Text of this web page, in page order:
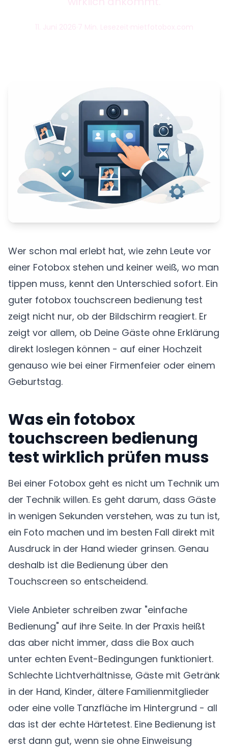
11. Juni 2026 7 Min. Lesezeit mietfotobox.com
Wer schon mal erlebt hat, wie zehn Leute vor
einer Fotobox stehen und keiner weiß, wo man
tippen muss, kennt den Unterschied sofort. Ein
guter fotobox touchscreen bedienung test
zeigt nicht nur, ob der Bildschirm reagiert. Er
zeigt vor allem, ob Deine Gäste ohne Erklärung
direkt loslegen können - auf einer Hochzeit
genauso wie bei einer Firmenfeier oder einem
Geburtstag.
Was ein fotobox
touchscreen bedienung
test wirklich prüfen muss
Bei einer Fotobox geht es nicht um Technik um
der Technik willen. Es geht darum, dass Gäste
in wenigen Sekunden verstehen, was zu tun ist,
ein Foto machen und im besten Fall direkt mit
Ausdruck in der Hand wieder grinsen. Genau
deshalb ist die Bedienung über den
Touchscreen so entscheidend.
Viele Anbieter schreiben zwar "einfache
Bedienung" auf ihre Seite. In der Praxis heißt
das aber nicht immer, dass die Box auch
unter echten Event-Bedingungen funktioniert.
Schlechte Lichtverhältnisse, Gäste mit Getränk
in der Hand, Kinder, ältere Familienmitglieder
oder eine volle Tanzfläche im Hintergrund - all
das ist der echte Härtetest. Eine Bedienung ist
erst dann gut, wenn sie ohne Einweisung